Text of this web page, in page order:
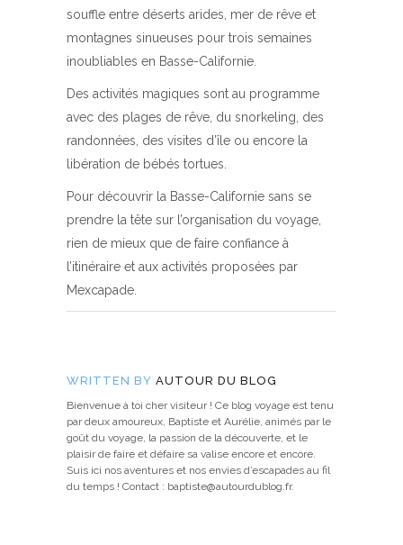
souffle entre déserts arides, mer de rêve et
montagnes sinueuses pour trois semaines
inoubliables en Basse-Californie.
Des activités magiques sont au programme
avec des plages de rêve, du snorkeling, des
randonnées, des visites d’île ou encore la
libération de bébés tortues.
Pour découvrir la Basse-Californie sans se
prendre la tête sur l’organisation du voyage,
rien de mieux que de faire confiance à
l’itinéraire et aux activités proposées par
Mexcapade.
WRITTEN BY AUTOUR DU BLOG
Bienvenue à toi cher visiteur ! Ce blog voyage est tenu
par deux amoureux, Baptiste et Aurélie, animés par le
goût du voyage, la passion de la découverte, et le
plaisir de faire et défaire sa valise encore et encore.
Suis ici nos aventures et nos envies d’escapades au fil
du temps ! Contact : baptiste@autourdublog.fr.